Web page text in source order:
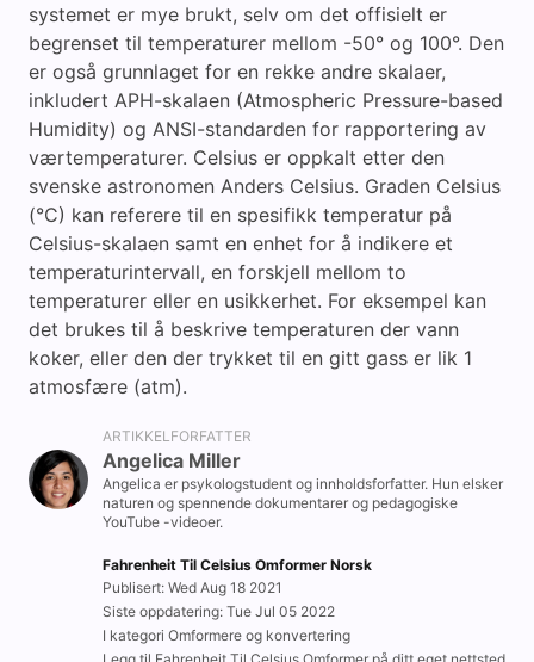
systemet er mye brukt, selv om det offisielt er
begrenset til temperaturer mellom -50° og 100°. Den
er også grunnlaget for en rekke andre skalaer,
inkludert APH-skalaen (Atmospheric Pressure-based
Humidity) og ANSI-standarden for rapportering av
værtemperaturer. Celsius er oppkalt etter den
svenske astronomen Anders Celsius. Graden Celsius
(°C) kan referere til en spesifikk temperatur på
Celsius-skalaen samt en enhet for å indikere et
temperaturintervall, en forskjell mellom to
temperaturer eller en usikkerhet. For eksempel kan
det brukes til å beskrive temperaturen der vann
koker, eller den der trykket til en gitt gass er lik 1
atmosfære (atm).
ARTIKKELFORFATTER
Angelica Miller
Angelica er psykologstudent og innholdsforfatter. Hun elsker
naturen og spennende dokumentarer og pedagogiske
YouTube -videoer.
Fahrenheit Til Celsius Omformer Norsk
Publisert: Wed Aug 18 2021
Siste oppdatering: Tue Jul 05 2022
I kategori Omformere og konvertering